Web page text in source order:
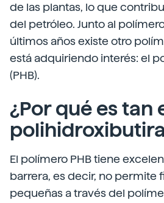
de las plantas, lo que
del petróleo. Junto al
últimos años existe otro
está adquiriendo interés: el
(PHB).
¿Por qué es tan
El polímero PHB tiene
barrera, es decir, no permite
pequeñas a través del